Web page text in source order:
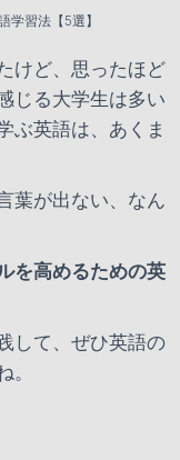
学習法【5選】
けど、思ったほど
じる大学生は多い
ぶ英語は、あくま
葉が出ない、なん
を高めるための英
して、ぜひ英語の
。